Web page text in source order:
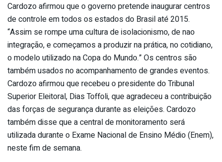
Cardozo afirmou que o governo pretende inaugurar centros
de controle em todos os estados do Brasil até 2015.
“Assim se rompe uma cultura de isolacionismo, de nao
integração, e começamos a produzir na prática, no cotidiano,
o modelo utilizado na Copa do Mundo.” Os centros são
também usados no acompanhamento de grandes eventos.
Cardozo afirmou que recebeu o presidente do Tribunal
Superior Eleitoral, Dias Toffoli, que agradeceu a contribuição
das forças de segurança durante as eleições. Cardozo
também disse que a central de monitoramento será
utilizada durante o Exame Nacional de Ensino Médio (Enem),
neste fim de semana.